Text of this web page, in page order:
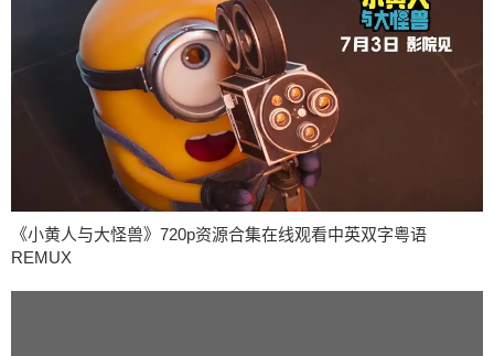
《小黄人与大怪兽》720p资源合集在线观看中英双字粤语
REMUX